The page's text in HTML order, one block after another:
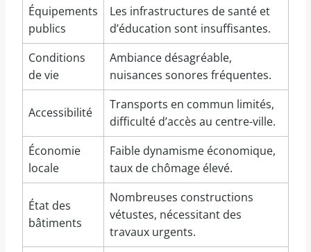
Équipements
publics
Les infrastructures de santé et
d’éducation sont insuffisantes.
Conditions
de vie
Ambiance désagréable,
nuisances sonores fréquentes.
Accessibilité
Transports en commun limités,
difficulté d’accès au centre-ville.
Économie
locale
Faible dynamisme économique,
taux de chômage élevé.
État des
bâtiments
Nombreuses constructions
vétustes, nécessitant des
travaux urgents.